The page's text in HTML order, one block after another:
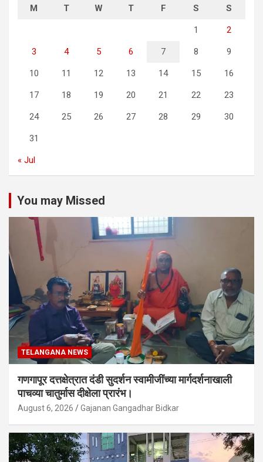
M T W T F S S
1 2
3 4 5 6 7 8 9
10 11 12 13 14 15 16
17 18 19 20 21 22 23
24 25 26 27 28 29 30
31
« Jul
You may Missed
TELANGANA NEWS
गणगापूर दत्तक्षेत्रात दंडी सुदर्शन स्वामीजींच्या मार्गदर्शनाखाली
पाचव्या चातुर्मास दीक्षेला प्रारंभ।
August 6, 2026 Gajanan Gangadhar Bidkar